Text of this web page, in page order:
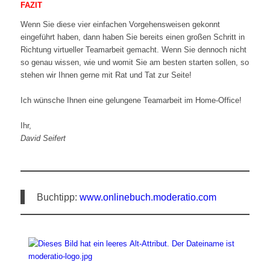
FAZIT
Wenn Sie diese vier einfachen Vorgehensweisen gekonnt
eingeführt haben, dann haben Sie bereits einen großen Schritt in
Richtung virtueller Teamarbeit gemacht. Wenn Sie dennoch nicht
so genau wissen, wie und womit Sie am besten starten sollen, so
stehen wir Ihnen gerne mit Rat und Tat zur Seite!
Ich wünsche Ihnen eine gelungene Teamarbeit im Home-Office!
Ihr,
David Seifert
Buchtipp: www.onlinebuch.moderatio.com